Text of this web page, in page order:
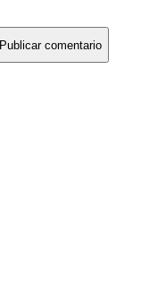
Publicar comentario